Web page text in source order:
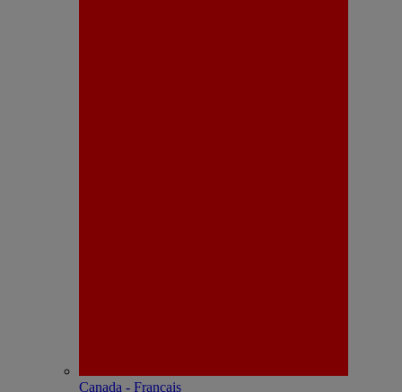
Canada - Français